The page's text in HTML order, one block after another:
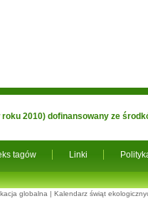
tagów Linki
roku 2010) dofinansowany ze
globalna | Kalendarz świąt